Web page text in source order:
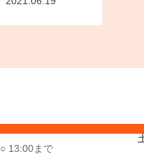
○ 13:00まで